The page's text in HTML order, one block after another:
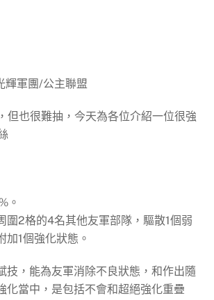
輝軍團/公主聯盟
但也很難抽，今天為各位介紹一位很強
。
圍2格的4名其他友軍部隊，驅散1個弱
加1個強化狀態。
技，能為友軍消除不良狀態，和作出隨
化當中，是包括不會和超絕強化重疊